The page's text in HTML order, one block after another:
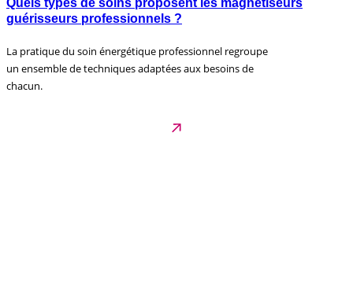
guérisseurs professionnels ?
La pratique du soin énergétique professionnel regroupe
un ensemble de techniques adaptées aux besoins de
chacun.